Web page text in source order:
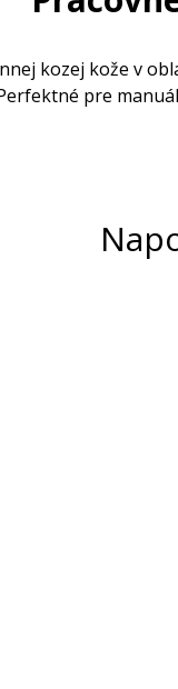
kozej kože v
pre